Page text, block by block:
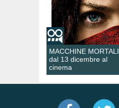
MACCHINE MORTALI
dal 13 dicembre al
cinema